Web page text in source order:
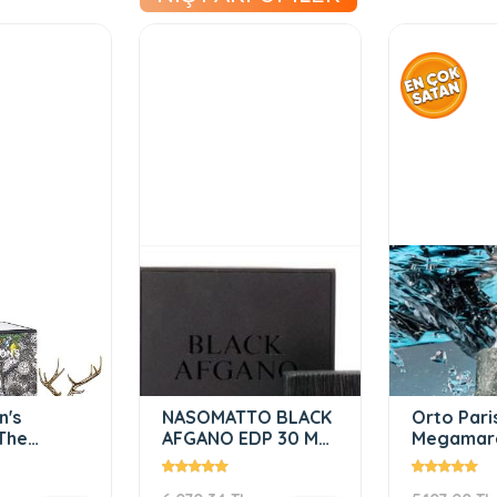
BLACK
EDP 30 ML
PARFÜM
Orto Parisi
Megamare Edp 50
ml Unisex Parfüm